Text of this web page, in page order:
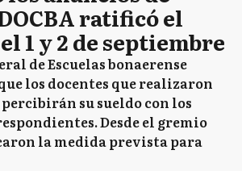
ratificó el
1 y 2 de septiembre
de Escuelas bonaerense
los docentes que realizaron
su sueldo con los
Desde el gremio
la medida prevista para